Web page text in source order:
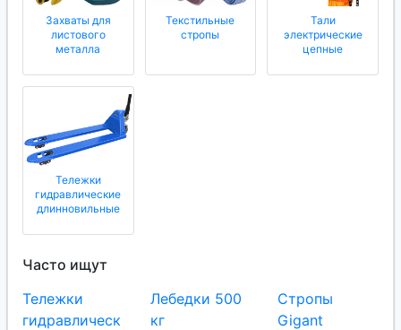
Захваты для
листового
металла
Текстильные
стропы
Тали
электрические
цепные
Тележки
гидравлические
длинновильные
Часто ищут
Тележки
гидравлическ
Лебедки 500
кг
Стропы
Gigant